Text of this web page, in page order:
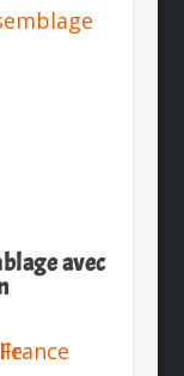
avec